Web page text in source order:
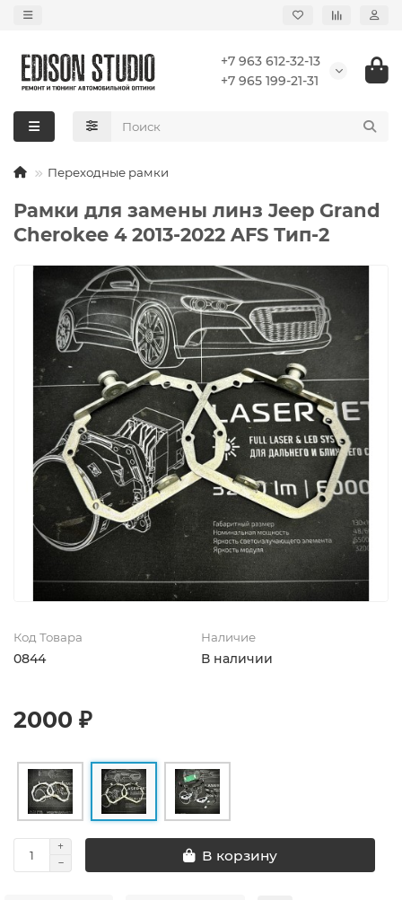
+7 963 612-32-13
+7 965 199-21-31
Переходные рамки
Рамки для замены линз Jeep Grand
Cherokee 4 2013-2022 AFS Тип-2
Код Товара
0844
Наличие
В наличии
2000 ₽
В корзину